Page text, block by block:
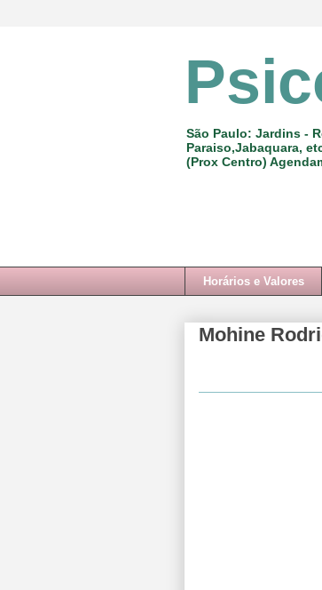
São Paulo: Jardins -
Paraiso,Jabaquara,
(Prox Centro)
Horários e Valores
Mohine